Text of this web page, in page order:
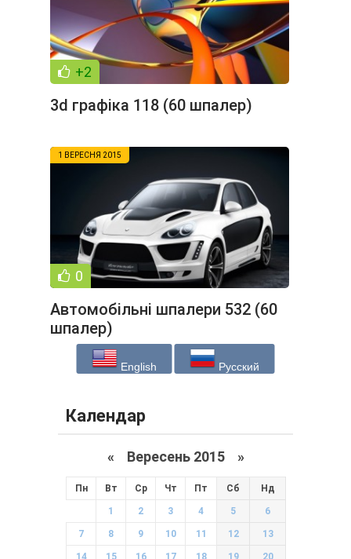
+2
3d графіка 118 (60 шпалер)
1 ВЕРЕСНЯ 2015
0
Автомобільні шпалери 532 (60
шпалер)
English Русский
Календар
« Вересень 2015 »
Пн Вт Ср Чт Пт Сб Нд
1 2 3 4 5 6
7 8 9 10 11 12 13
14 15 16 17 18 19 20